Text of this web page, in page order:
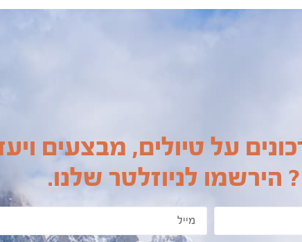
על טיולים, מבצעים
הירשמו לניוזלטר שלנו.